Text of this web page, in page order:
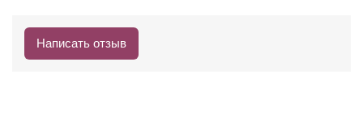
Написать отзыв